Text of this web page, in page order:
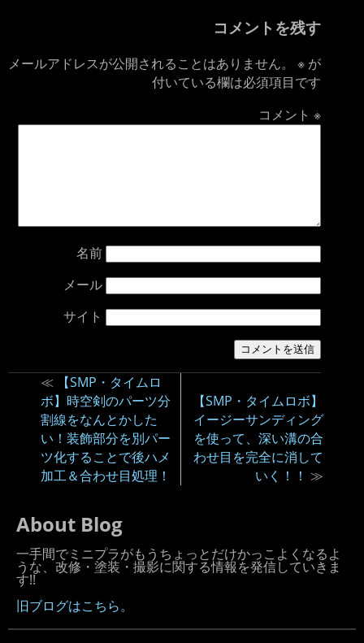
コメントを残す
メールアドレスが公開されることはありません。 ※ が
付いている欄は必須項目です
コメント※
名前
メール
サイト
≪
【SMP・タイムロ
ボ】時空剣のパーツ分
割線をなんとかした
い！装飾部分を別パー
ツ化することで後ハメ
加工＆合わせ目処理！
【SMP・タイムロボ】
イージーサンディング
を使って、深い溝の合
わせ目を完全に消して
いく！！ ≫
About Blog
一手間でミニプラがもうちょっとだけかっこよくなるよ
うな、改修・塗装・撮影に関する情報を発信していきま
す!!
旧ブログはこちら。